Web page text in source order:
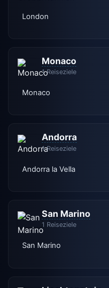
London
Monaco
1 Reiseziele
Monaco
Andorra
1 Reiseziele
Andorra la Vella
San Marino
1 Reiseziele
San Marino